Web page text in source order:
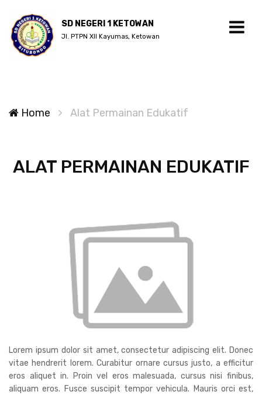
SD NEGERI 1 KETOWAN
Jl. PTPN XII Kayumas, Ketowan
Home Alat Permainan Edukatif
ALAT PERMAINAN EDUKATIF
Lorem ipsum dolor sit amet, consectetur adipiscing elit. Donec
vitae hendrerit lorem. Curabitur ornare cursus justo, a efficitur
eros aliquet in. Proin vel eros malesuada, cursus nisi finibus,
aliquam eros. Fusce suscipit tempor vehicula. Mauris orci est,